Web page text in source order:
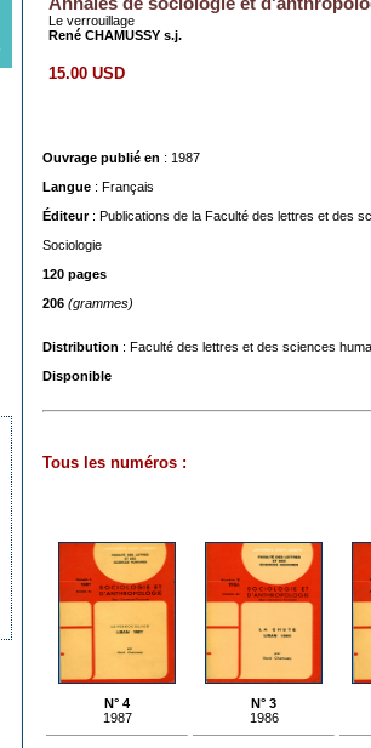
Le verrouillage
René CHAMUSSY s.j.
15.00 USD
Ouvrage publié en : 1987
Langue : Français
Éditeur: Publications de la Faculté des lettres et des
Sociologie
120 pages
206 (grammes)
Distribution : Faculté des lettres et des sciences
Disponible
Tous les numéros :
N° 4
1987
N° 3
1986